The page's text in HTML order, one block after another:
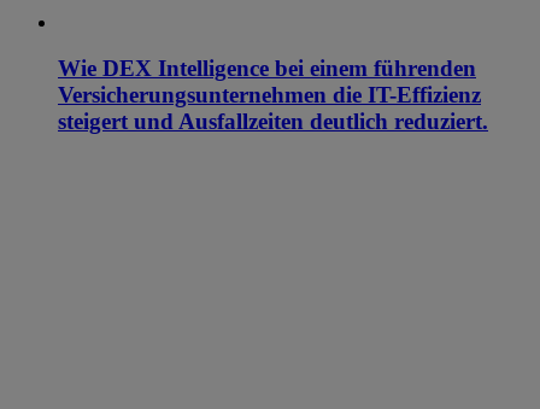
Wie DEX Intelligence bei einem führenden
Versicherungsunternehmen die IT-Effizienz
steigert und Ausfallzeiten deutlich reduziert.